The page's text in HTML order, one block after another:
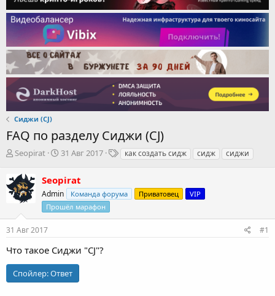
Сиджи (CJ)
FAQ по разделу Сиджи (CJ)
А
т
о
р
е
м
Seopirat
Д
а
н
а
ч
а
31 Авг 2017
Т
и
как создать сидж сидж сиджи
Seopirat
Admin Команда форума Приватовец
VIP
Прошёл марафон
31 Авг 2017 #1
Что такое Сиджи "CJ"?
Спойлер:Ответ